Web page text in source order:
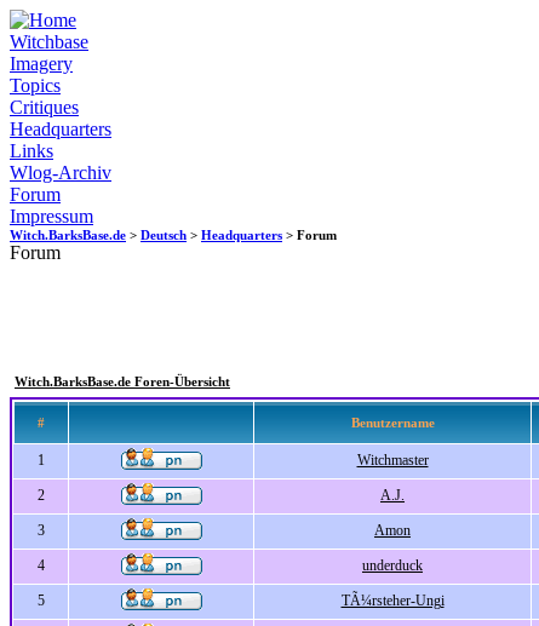
Witchbase
Imagery
Topics
Critiques
Headquarters
Links
Wlog-Archiv
Forum
Impressum
Witch.BarksBase.de > Deutsch > Headquarters > Forum
Forum
Witch.BarksBase.de Foren-Übersicht
# Benutzername
1 Witchmaster
2 A.J.
3 Amon
4 underduck
5 TÃ¼rsteher-Ungi